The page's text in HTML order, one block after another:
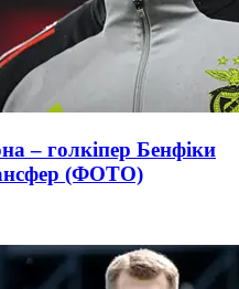
– голкіпер Бенфіки
(ФОТО)